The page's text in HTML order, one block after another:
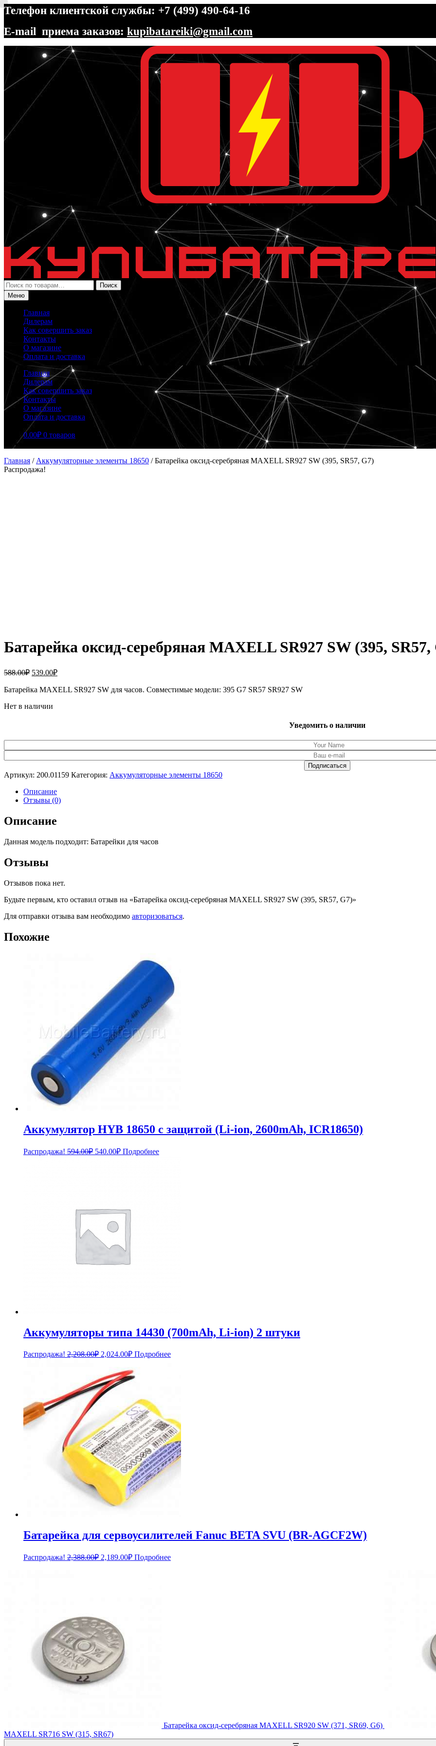
Телефон клиентской службы: +7 (499) 490-64-16
E-mail приема заказов: kupibatareiki@gmail.com
Перейти
навигации
Перейти
содержимому
Искать:
Поиск
Меню
Главная
Дилерам
Как совершить заказ
Контакты
О магазине
Оплата и доставка
Главная
Дилерам
Как совершить заказ
Контакты
О магазине
Оплата и доставка
0.00₽ 0 товаров
Главная / Аккумуляторные элементы 18650 /Батарейка оксид-серебряная MAXELL SR927 SW (395, SR57, G7)
Распродажа!
Батарейка оксид-серебряная MAXELL SR927 SW (395, SR57,
588.00₽ Первоначальная
составляла
539.00₽Текущая
539.00₽.
Батарейка MAXELL SR927 SW для часов. Совместимые модели: 395 G7 SR57 SR927 SW
Нет в наличии
Уведомить о наличии
Артикул: 200.01159 Категория: Аккумуляторные элементы 18650
Описание
Отзывы (0)
Описание
Данная модель подходит: Батарейки для часов
Отзывы
Отзывов пока нет.
Будьте первым, кто оставил отзыв на «Батарейка оксид-серебряная MAXELL SR927 SW (395, SR57, G7)»
Для отправки отзыва вам необходимо авторизоваться.
Похожие
Аккумулятор HYB 18650 с защитой (Li-ion, 2600mAh, ICR18650)
Распродажа! 594.00₽ Первоначальная
540.00₽Текущая
цена:
Подробнее
Аккумуляторы типа 14430 (700mAh, Li-ion) 2 штуки
Распродажа! 2,208.00₽ Первоначальная
составляла
2,208.00₽.
2,024.00₽Текущая
2,024.00₽.
Подробнее
Батарейка для сервоусилителей Fanuc BETA SVU (BR-AGCF2W)
Распродажа! 2,388.00₽ Первоначальная
2,189.00₽Текущая
цена:
Подробнее
Батарейка оксид-серебряная MAXELL SR920 SW (371, SR69, G6)
MAXELL SR716 SW (315, SR67)